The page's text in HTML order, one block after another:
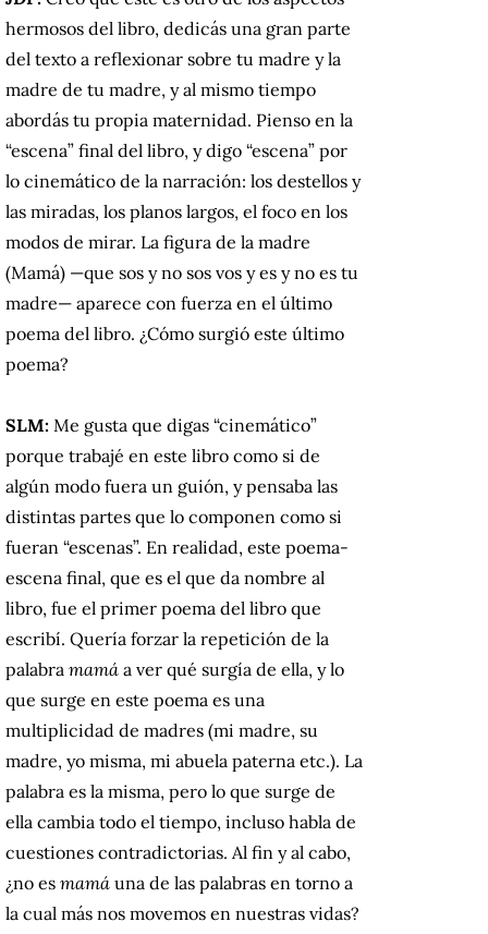
hermosos del libro, dedicás una gran parte
del texto a reflexionar sobre tu madre y la
madre de tu madre, y al mismo tiempo
abordás tu propia maternidad. Pienso en la
“escena” final del libro, y digo “escena” por
lo cinemático de la narración: los destellos y
las miradas, los planos largos, el foco en los
modos de mirar. La figura de la madre
(Mamá) —que sos y no sos vos y es y no es tu
madre— aparece con fuerza en el último
poema del libro. ¿Cómo surgió este último
poema?
SLM: Me gusta que digas “cinemático”
porque trabajé en este libro como si de
algún modo fuera un guión, y pensaba las
distintas partes que lo componen como si
fueran “escenas”. En realidad, este poema-
escena final, que es el que da nombre al
libro, fue el primer poema del libro que
escribí. Quería forzar la repetición de la
palabra mamá a ver qué surgía de ella, y lo
que surge en este poema es una
multiplicidad de madres (mi madre, su
madre, yo misma, mi abuela paterna etc.). La
palabra es la misma, pero lo que surge de
ella cambia todo el tiempo, incluso habla de
cuestiones contradictorias. Al fin y al cabo,
¿no es mamá una de las palabras en torno a
la cual más nos movemos en nuestras vidas?